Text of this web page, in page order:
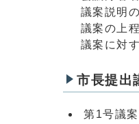
議案説明
議案の上程
議案に対
市長提出
第1号議案